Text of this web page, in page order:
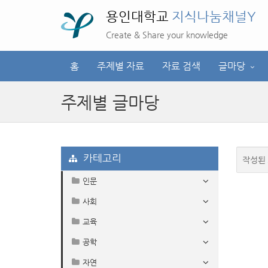
용인대학교 지식나눔채널Y
Create & Share your knowledge
홈 주제별 자료 자료 검색 글마당
주제별 글마당
카테고리
인문
사회
교육
공학
자연
작성된